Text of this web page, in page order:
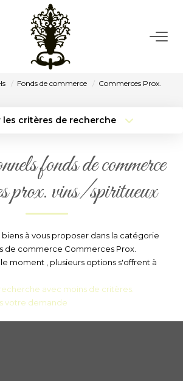
ACCUEIL
CONSEIL
NOTRE AGENCE
Notre Histoire
Notre Équipe
CONTACT
Fonds de commerce
Commerces Prox.
les critères de recherche
Surface min
Plus de critères
fonds de commerce
prox. vins/spiritueux
biens à vous proposer dans la catégorie
de commerce Commerces Prox.
moment , plusieurs options s'offrent à
avec moins de critères.
votre demande